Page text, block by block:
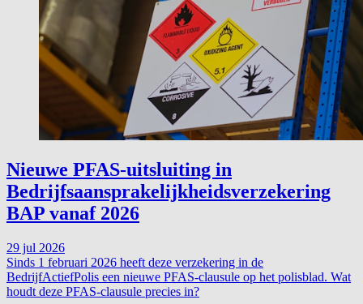
Nieuwe PFAS-uitsluiting in
Bedrijfsaansprakelijkheidsverzekering
BAP vanaf 2026
29 jul 2026
Sinds 1 februari 2026 heeft deze verzekering in de
BedrijfActiefPolis een nieuwe PFAS-clausule op het polisblad. Wat
houdt deze PFAS-clausule precies in?